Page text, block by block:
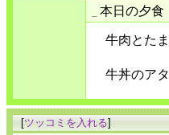
本日の夕食
牛肉とた
牛丼のア
[ツッコミを入れる]